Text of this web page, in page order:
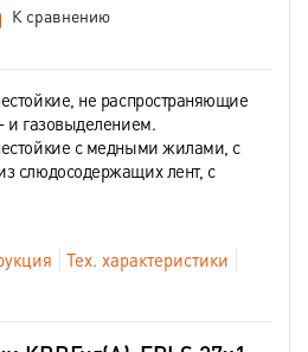
К сравнению
не распространяющие
и газовыделением.
с медными жилами, с
слюдосодержащих лент, с
Тех. характеристики